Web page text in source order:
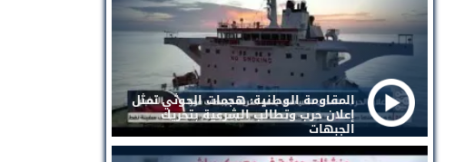
المقاومة الوطنية: هجمات الحوثي تمثل
إعلان حرب وتطالب الشرعية بتحريك
الجبهات